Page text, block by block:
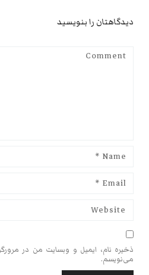
دیدگاهتان را بنویسید
ذخیره نام، ایمیل و وبسایت من در
می‌نویسم.